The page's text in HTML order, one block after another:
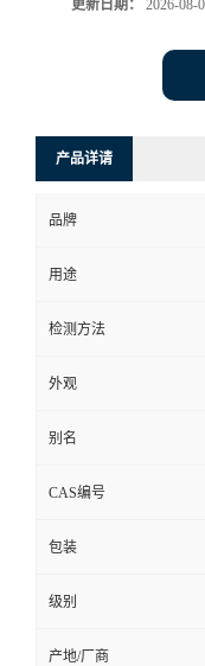
更新日期： 2026-08-
产品详请
品牌
用途
检测方法
外观
别名
CAS编号
包装
级别
产地/厂商